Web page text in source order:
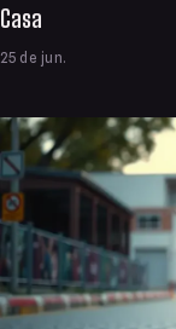
Casa
25 de jun.